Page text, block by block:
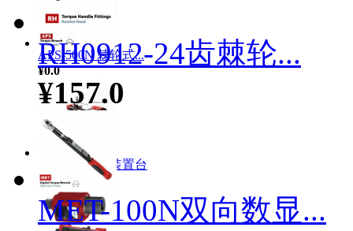
APS-500N 棘轮式...
¥0.0
LD-扭力测试装置台
¥142745.0
RH0912-24齿棘轮...
¥157.0
MET-100N双向数显...